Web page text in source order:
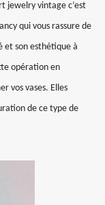
jewelry vintage c’est
qui vous rassure de
et son esthétique à
opération en
vos vases. Elles
de ce type de